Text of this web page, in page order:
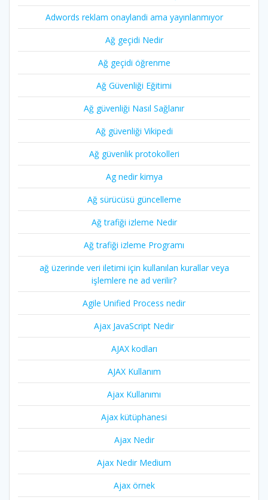
Adwords reklam onaylandi ama yayınlanmıyor
Ağ geçidi Nedir
Ağ geçidi öğrenme
Ağ Güvenliği Eğitimi
Ağ güvenliği Nasıl Sağlanır
Ağ güvenliği Vikipedi
Ağ güvenlik protokolleri
Ag nedir kimya
Ağ sürücüsü güncelleme
Ağ trafiği izleme Nedir
Ağ trafiği izleme Programı
ağ üzerinde veri iletimi için kullanılan kurallar veya
işlemlere ne ad verilir?
Agile Unified Process nedir
Ajax JavaScript Nedir
AJAX kodları
AJAX Kullanım
Ajax Kullanımı
Ajax kütüphanesi
Ajax Nedir
Ajax Nedir Medium
Ajax örnek